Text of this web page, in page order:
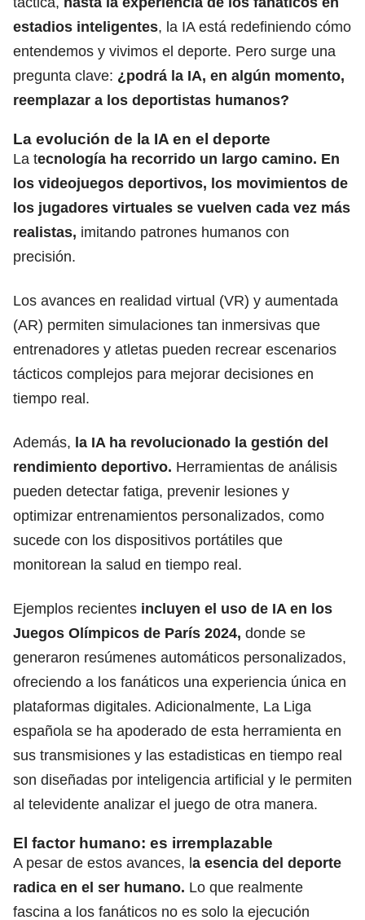
estadios inteligentes, la IA está redefiniendo cómo
entendemos y vivimos el deporte. Pero surge una
pregunta clave: ¿podrá la IA, en algún momento,
reemplazar a los deportistas humanos?
La evolución de la IA en el deporte
La tecnología ha recorrido un largo camino. En
los videojuegos deportivos, los movimientos de
los jugadores virtuales se vuelven cada vez más
realistas, imitando patrones humanos con
precisión.
Los avances en realidad virtual (VR) y aumentada
(AR) permiten simulaciones tan inmersivas que
entrenadores y atletas pueden recrear escenarios
tácticos complejos para mejorar decisiones en
tiempo real.
Además, la IA ha revolucionado la gestión del
rendimiento deportivo. Herramientas de análisis
pueden detectar fatiga, prevenir lesiones y
optimizar entrenamientos personalizados, como
sucede con los dispositivos portátiles que
monitorean la salud en tiempo real.
Ejemplos recientes incluyen el uso de IA en los
Juegos Olímpicos de París 2024, donde se
generaron resúmenes automáticos personalizados,
ofreciendo a los fanáticos una experiencia única en
plataformas digitales. Adicionalmente, La Liga
española se ha apoderado de esta herramienta en
sus transmisiones y las estadisticas en tiempo real
son diseñadas por inteligencia artificial y le permiten
al televidente analizar el juego de otra manera.
El factor humano: es irremplazable
A pesar de estos avances, la esencia del deporte
radica en el ser humano. Lo que realmente
fascina a los fanáticos no es solo la ejecución